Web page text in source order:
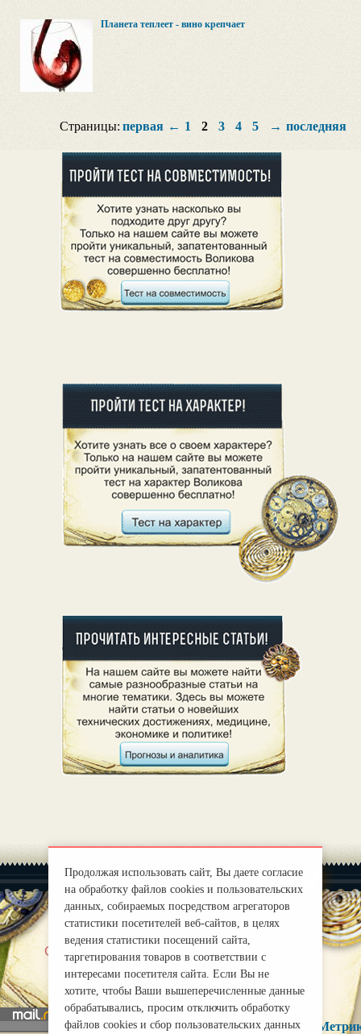
Планета теплеет - вино крепчает
Страницы: первая ← 1 2 3 4 5 → последняя
О нас |
Правила
mirprognoz@mail.ru
Продолжая использовать сайт, Вы даете согласие
на обработку файлов cookies и пользовательских
данных, собираемых посредством агрегаторов
статистики посетителей веб-сайтов, в целях
ведения статистики посещений сайта,
таргетирования товаров в соответствии с
интересами посетителя сайта. Если Вы не
хотите, чтобы Ваши вышеперечисленные данные
обрабатывались, просим отключить обработку
файлов cookies и сбор пользовательских данных